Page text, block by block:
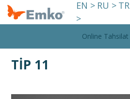
EN > RU > TR
>
Online Tahsilat
TİP 11